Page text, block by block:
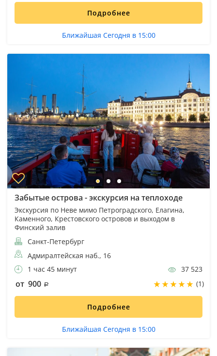
Подробнее
Ближайшая Сегодня в 15:00
Забытые острова - экскурсия на теплоходе
Экскурсия по Неве мимо Петроградского, Елагина,
Каменного, Крестовского островов и выходом в
Финский залив
Санкт-Петербург
Адмиралтейская наб., 16
1 час 45 минут
37 523
от 900 (1)
Подробнее
Ближайшая Сегодня в 15:00